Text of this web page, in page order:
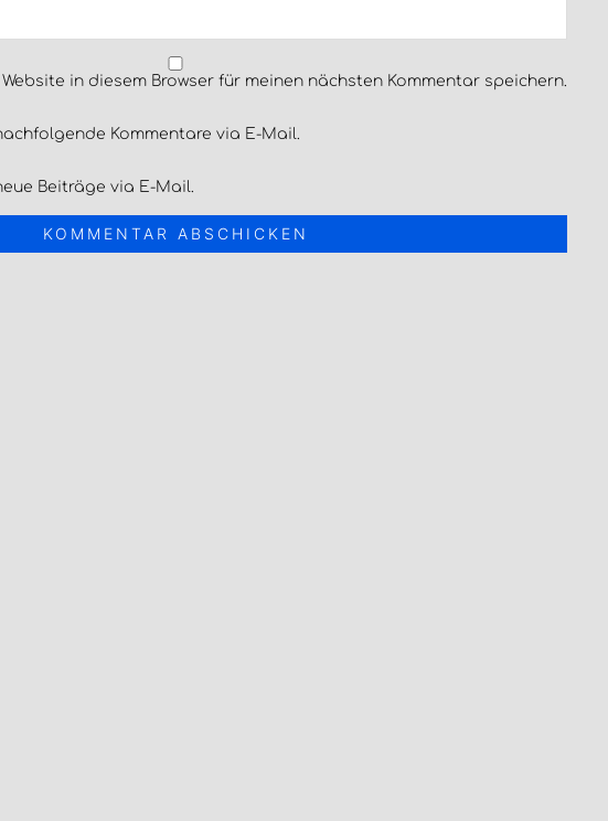
in diesem Browser für meinen nächsten Kommentar speichern.
Kommentare via E-Mail.
Beiträge via E-Mail.